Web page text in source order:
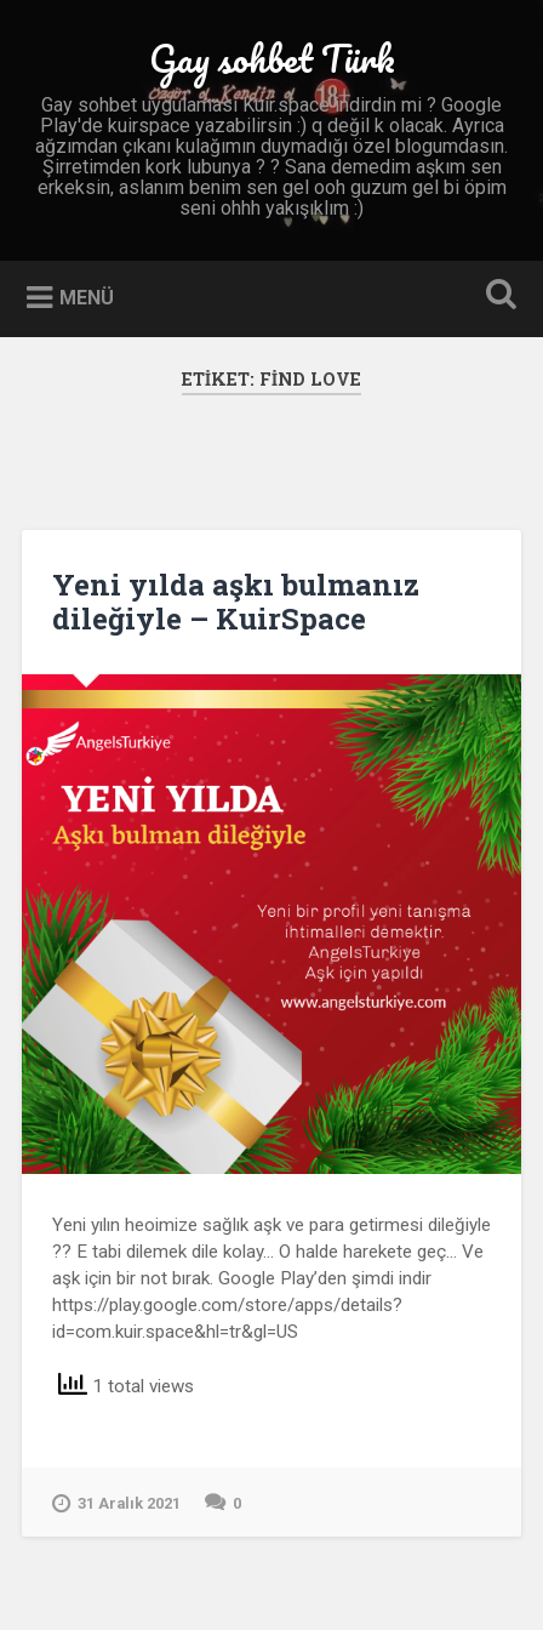
Gay sohbet Türk
Gay sohbet uygulaması Kuir.space indirdin mi ? Google
Play'de kuirspace yazabilirsin :) q değil k olacak. Ayrıca
ağzımdan çıkanı kulağımın duymadığı özel blogumdasın.
Şirretimden kork lubunya ? ? Sana demedim aşkım sen
erkeksin, aslanım benim sen gel ooh guzum gel bi öpim
seni ohhh yakışıklım :)
MENÜ
ETIKET: FIND LOVE
Yeni yılda aşkı bulmanız
dileğiyle – KuirSpace
Yeni yılın heoimize sağlık aşk ve para getirmesi dileğiyle
?? E tabi dilemek dile kolay… O halde harekete geç… Ve
aşk için bir not bırak. Google Play’den şimdi indir
https://play.google.com/store/apps/details?
id=com.kuir.space&hl=tr&gl=US
1 total views
31 Aralık 2021 0